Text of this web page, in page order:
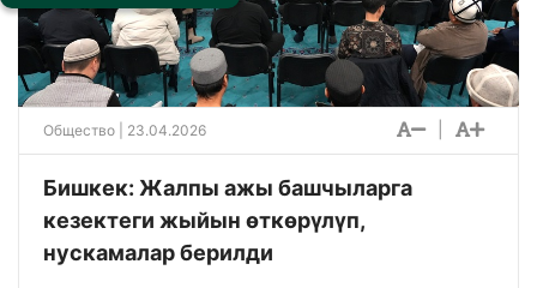
Общество | 23.04.2026
Бишкек: Жалпы ажы башчыларга
кезектеги жыйын өткөрүлүп,
нускамалар берилди